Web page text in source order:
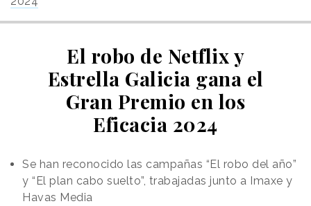
El robo de Netflix y
Estrella Galicia gana el
Gran Premio en los
Eficacia 2024
Se han reconocido las campañas “El robo del año”
y “El plan cabo suelto”, trabajadas junto a Imaxe y
Havas Media